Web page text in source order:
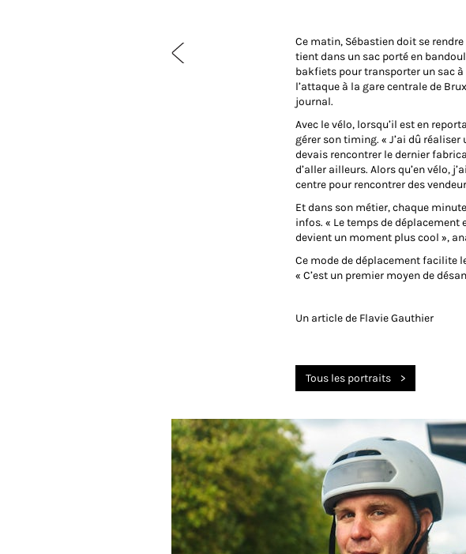
Ce matin, Sébastien doit se
tient dans un sac porté en
bakfiets pour transporter un sac à
l’attaque à la gare centrale de
journal.
Avec le vélo, lorsqu’il est en
gérer son timing. « J’ai dû
devais rencontrer le dernier
d’aller ailleurs. Alors qu’en vélo,
centre pour rencontrer des
Et dans son métier, chaque
infos. « Le temps de déplacement
devient un moment plus cool »,
Ce mode de déplacement facilite
« C’est un premier moyen de
Un article de Flavie Gauthier
Tous les portraits